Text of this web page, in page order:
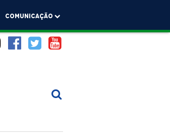
comunicação